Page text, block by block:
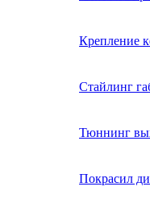
Крепление
Стайлинг
Тюннинг
Покрасил